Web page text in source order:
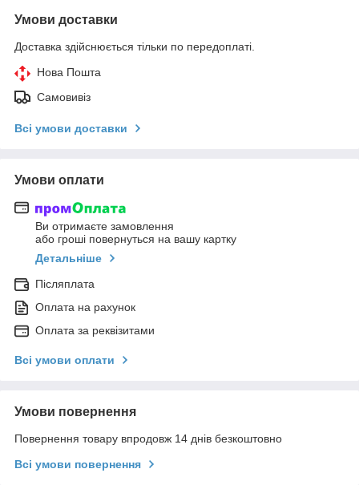
Умови доставки
Доставка здійснюється тільки по передоплаті.
Нова Пошта
Самовивіз
Всі умови доставки
Умови оплати
Ви отримаєте замовлення
або гроші повернуться на вашу картку
Детальніше
Післяплата
Оплата на рахунок
Оплата за реквізитами
Всі умови оплати
Умови повернення
Повернення товару впродовж 14 днів безкоштовно
Всі умови повернення